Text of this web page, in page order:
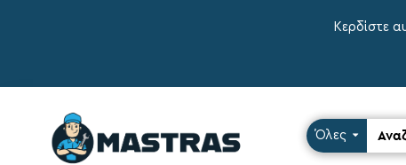
Κερδίστε
Όλες